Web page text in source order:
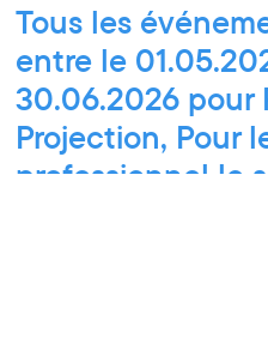
Tous les
entre le
30.06.2026 pour
Projection, Pour
professionnel·le·s